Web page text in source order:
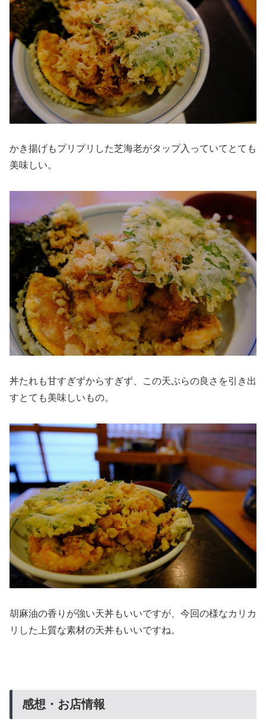
かき揚げもプリプリした芝海老がタップ入っていてとても
美味しい。
丼たれも甘すぎずからすぎず、この天ぷらの良さを引き出
すとても美味しいもの。
胡麻油の香りが強い天丼もいいですが、今回の様なカリカ
リした上質な素材の天丼もいいですね。
感想・お店情報